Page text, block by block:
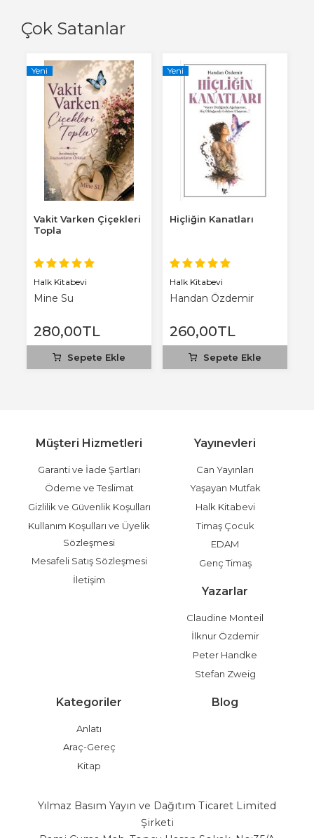
Çok Satanlar
Yeni
Vakit Varken Çiçekleri
Topla
Halk Kitabevi
Mine Su
280,00TL
Sepete Ekle
Yeni
Hiçliğin Kanatları
Halk Kitabevi
Handan Özdemir
260,00TL
Sepete Ekle
Müşteri Hizmetleri
Garanti ve İade Şartları
Ödeme ve Teslimat
Gizlilik ve Güvenlik Koşulları
Kullanım Koşulları ve Üyelik
Sözleşmesi
Mesafeli Satış Sözleşmesi
İletişim
Yayınevleri
Can Yayınları
Yaşayan Mutfak
Halk Kitabevi
Timaş Çocuk
EDAM
Genç Timaş
Yazarlar
Claudine Monteil
İlknur Özdemir
Peter Handke
Stefan Zweig
Kategoriler
Anlatı
Araç-Gereç
Kitap
Blog
Yılmaz Basım Yayın ve Dağıtım Ticaret Limited
Şirketi